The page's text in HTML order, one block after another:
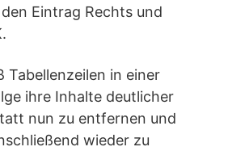
Eintrag Rechts und
Tabellenzeilen in einer
ihre Inhalte deutlicher
nun zu entfernen und
wieder zu